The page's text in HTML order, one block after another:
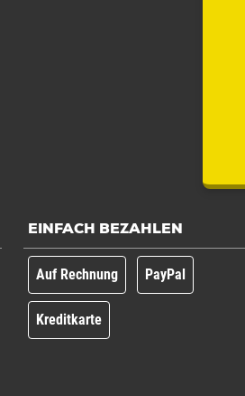
EINFACH BEZAHLEN
Auf Rechnung PayPal
Kreditkarte